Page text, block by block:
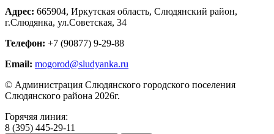
Адрес: 665904, Иркутская область, Слюдянский район,
г.Слюдянка, ул.Советская, 34
Телефон: +7 (90877) 9-29-88
Email: mogorod@sludyanka.ru
© Администрация Слюдянского городского поселения
Слюдянского района 2026г.
Горячяя линия:
8 (395) 445-29-11